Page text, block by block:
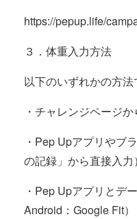
https://pepup.life/
３．体重入力方法
以下のいずれかの方法
・チャレンジページ
・Pep Upアプリやブ
の記録」から直接入力）
・Pep Upアプリとデ
Android：Google Fit）